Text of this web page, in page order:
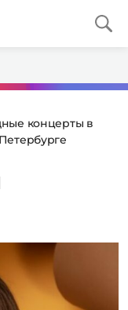
концерты в